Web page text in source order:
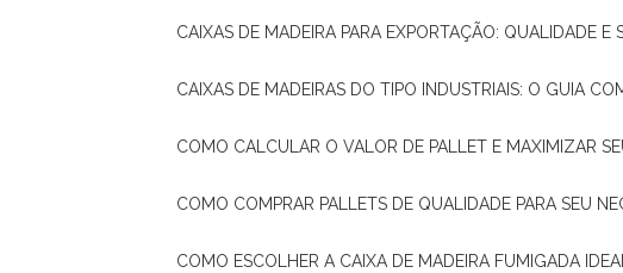
CAIXAS DE MADEIRA PARA EXPORTAÇÃO: QUALIDADE E
CAIXAS DE MADEIRAS DO TIPO INDUSTRIAIS: O GUIA
COMO CALCULAR O VALOR DE PALLET E MAXIMIZAR
COMO COMPRAR PALLETS DE QUALIDADE PARA SEU
COMO ESCOLHER A CAIXA DE MADEIRA FUMIGADA